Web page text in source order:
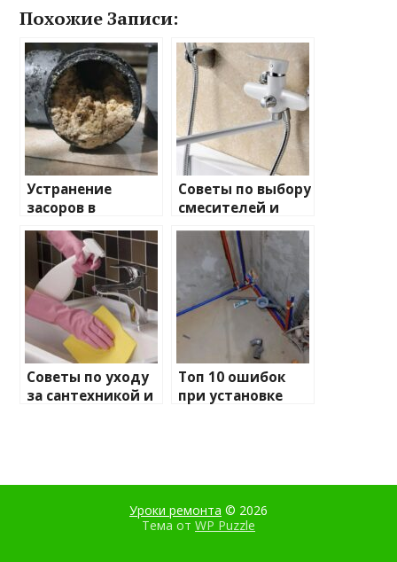
Похожие Записи:
Устранение
засоров в
трубопроводе —
Пошаговое
руководство к
эффективным
методам
Советы по выбору
смесителей и
душевых кабин
Советы по уходу
за сантехникой и
Топ 10 ошибок
при установке
Уроки ремонта © 2026
Тема от WP Puzzle